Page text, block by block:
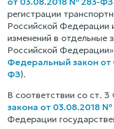
регистрации
Российской Федерации
изменений в отдельные
Российской
Федеральный закон
ФЗ).
В соответствии со ст. 3
закона от 03.08.2018
Федерации